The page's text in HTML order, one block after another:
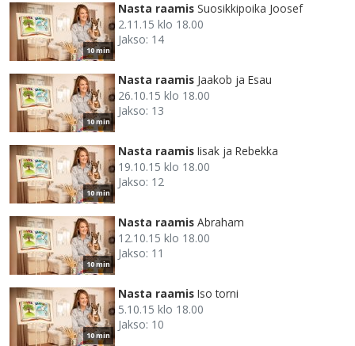
10 min
Nasta raamis Suosikkipoika Joosef
2.11.15 klo 18.00
Jakso: 14
10 min
Nasta raamis Jaakob ja Esau
26.10.15 klo 18.00
Jakso: 13
10 min
Nasta raamis Iisak ja Rebekka
19.10.15 klo 18.00
Jakso: 12
10 min
Nasta raamis Abraham
12.10.15 klo 18.00
Jakso: 11
10 min
Nasta raamis Iso torni
5.10.15 klo 18.00
Jakso: 10